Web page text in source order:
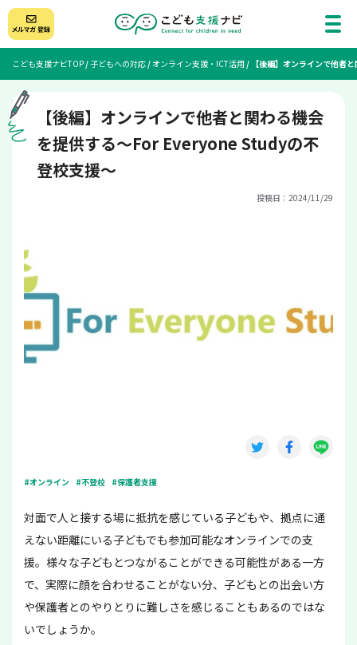
こども支援ナビTOP/子どもへの対応/オンライン支援・ICT活用/ 【後編】オンラインで他
【後編】オンラインで他者と関わる機会
を提供する〜For Everyone Studyの不
登校支援〜
投稿日：2024/11/29
#オンライン #不登校 #保護者支援
対面で人と接する場に抵抗を感じている子どもや、拠点に通
えない距離にいる子どもでも参加可能なオンラインでの支
援。様々な子どもとつながることができる可能性がある一方
で、実際に顔を合わせることがない分、子どもとの出会い方
や保護者とのやりとりに難しさを感じることもあるのではな
いでしょうか。